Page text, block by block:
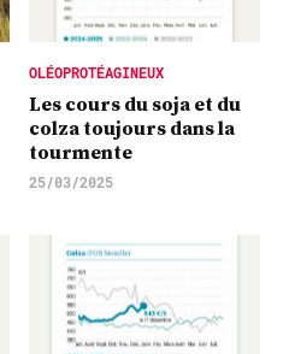
OLÉOPROTÉAGINEUX
Les cours du soja et du
colza toujours dans la
tourmente
25/03/2025